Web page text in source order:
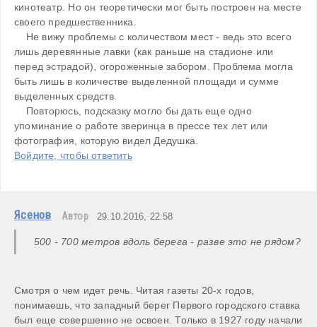
кинотеатр. Но он теоретически мог быть построен на месте
своего предшественника.
лишь деревянные лавки (как раньше на стадионе или
перед эстрадой), огороженные забором. Проблема могла
быть лишь в количестве выделенной площади и сумме
выделенных средств.
упоминание о работе зверинца в прессе тех лет или
фотография, которую видел Дедушка.
Войдите, чтобы ответить
Ясенов Автор 29.10.2016, 22:58
500 - 700 метров вдоль берега - разве это не рядом?
Смотря о чем идет речь. Читая газеты 20-х годов,
понимаешь, что западный берег Первого городского ставка
был еще совершенно не освоен. Только в 1927 году начали